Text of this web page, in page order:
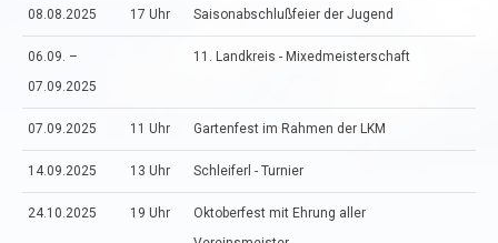
08.08.2025 17 Uhr Saisonabschlußfeier der Jugend
06.09. –
07.09.2025
11. Landkreis - Mixedmeisterschaft
07.09.2025 11 Uhr Gartenfest im Rahmen der LKM
14.09.2025 13 Uhr Schleiferl - Turnier
24.10.2025 19 Uhr
Oktoberfest mit Ehrung aller